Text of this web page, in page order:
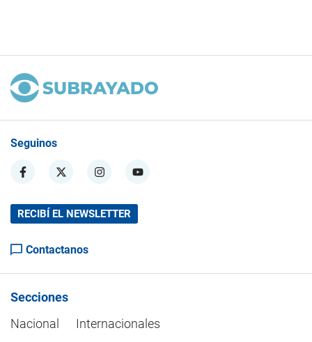
Seguinos
RECIBÍ EL NEWSLETTER
Contactanos
Secciones
Nacional
Internacionales